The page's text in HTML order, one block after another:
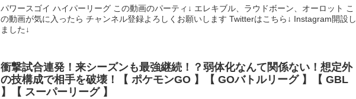
パワースゴイ ハイパーリーグ この動画のパーティ↓ エレキブル、ラウドボーン、オーロット こ
の動画が気に入ったら チャンネル登録よろしくお願いします Twitterはこちら↓ Instagram開設し
ました↓
衝撃試合連発！来シーズンも最強継続！？弱体化なんて関係ない！想定外
の技構成で相手を破壊！【 ポケモンGO 】【 GOバトルリーグ 】【 GBL
】【 スーパーリーグ 】